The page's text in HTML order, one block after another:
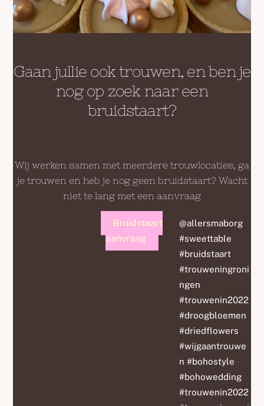
Gaan jullie ook trouwen, en ben je
nog op zoek naar een
bruidstaart?
Wij werken samen met meerdere trouwlocaties, ga
je trouwen en heb je nog geen bruidstaart? Wacht
niet te lang met een aanvraag
Bruidstaart
aanvraag
@allersmaborg
#sweettable
#bruidstaart
#trouweningroni
ngen
#trouwenin2022
#droogbloemen
#driedflowers
#wijgaantrouwe
n #bohostyle
#bohowedding
#trouwenin2022